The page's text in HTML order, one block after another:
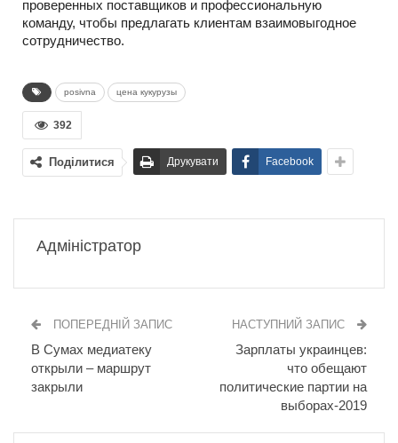
проверенных поставщиков и профессиональную
команду, чтобы предлагать клиентам взаимовыгодное
сотрудничество.
posivna цена кукурузы
392
Поділитися Друкувати Facebook
Адміністратор
ПОПЕРЕДНІЙ ЗАПИС
В Сумах медиатеку
открыли – маршрут
закрыли
НАСТУПНИЙ ЗАПИС
Зарплаты украинцев:
что обещают
политические партии на
выборах-2019